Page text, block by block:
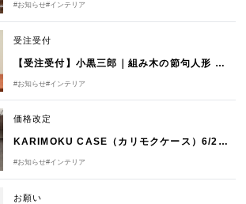
#お知らせ#インテリア
受注受付
【受注受付】小黒三郎｜組み木の節句人形 2026年
#お知らせ#インテリア
価格改定
KARIMOKU CASE（カリモクケース）6/29（月）価格改定のお知らせ
#お知らせ#インテリア
お願い